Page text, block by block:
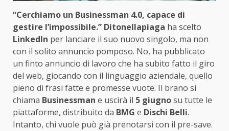
“Cerchiamo un Businessman 4.0, capace di
gestire l’impossibile.” Ditonellapiaga ha scelto
LinkedIn per lanciare il suo nuovo singolo, ma non
con il solito annuncio pomposo. No, ha pubblicato
un finto annuncio di lavoro che ha subito fatto il giro
del web, giocando con il linguaggio aziendale, quello
pieno di frasi fatte e promesse vuote. Il brano si
chiama Businessman e uscirà il 5 giugnosu tutte le
piattaforme, distribuito da BMG e Dischi Belli.
Intanto, chi vuole può già prenotarsi con il pre-save.